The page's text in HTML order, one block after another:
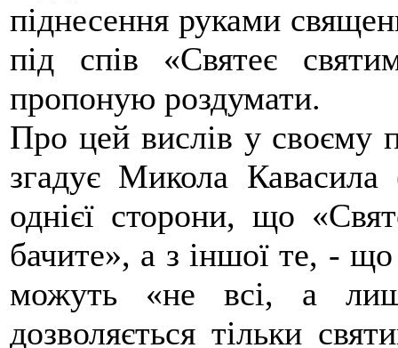
піднесення руками
під спів «Святеє
пропоную роздумати.
Про цей вислів у своєму
згадує Микола
однієї сторони, що
бачите», а з іншої те, -
можуть «не всі, а
дозволяється тільки